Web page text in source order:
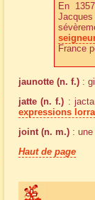
En
France
jaunotte (n. f.) :
jatte (n. f.) :
expressions
joint (n. m.) :
Haut de page